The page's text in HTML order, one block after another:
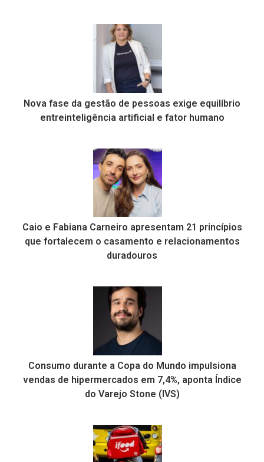
Nova fase da gestão de pessoas exige equilíbrio
entreinteligência artificial e fator humano
Caio e Fabiana Carneiro apresentam 21 princípios
que fortalecem o casamento e relacionamentos
duradouros
Consumo durante a Copa do Mundo impulsiona
vendas de hipermercados em 7,4%, aponta Índice
do Varejo Stone (IVS)